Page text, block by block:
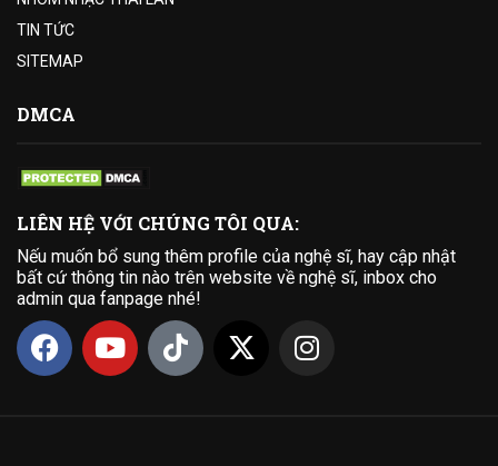
TIN TỨC
SITEMAP
DMCA
LIÊN HỆ VỚI CHÚNG TÔI QUA:
Nếu muốn bổ sung thêm profile của nghệ sĩ, hay cập nhật
bất cứ thông tin nào trên website về nghệ sĩ, inbox cho
admin qua fanpage nhé!